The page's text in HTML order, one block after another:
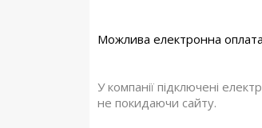
У компанії підключені
не покидаючи сайту.